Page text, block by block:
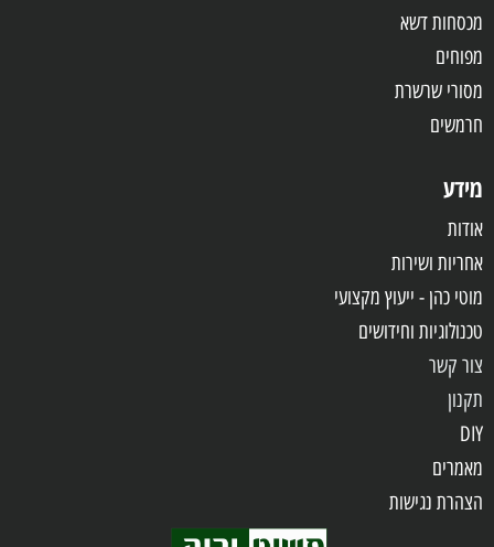
מכסחות דשא
מפוחים
מסורי שרשרת
חרמשים
מידע
אודות
אחריות ושירות
מוטי כהן - ייעוץ מקצועי
טכנולוגיות וחידושים
צור קשר
תקנון
DIY
מאמרים
הצהרת נגישות